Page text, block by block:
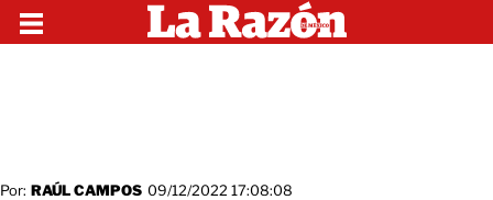
Por: RAÚL CAMPOS 09/12/2022 17:08:08